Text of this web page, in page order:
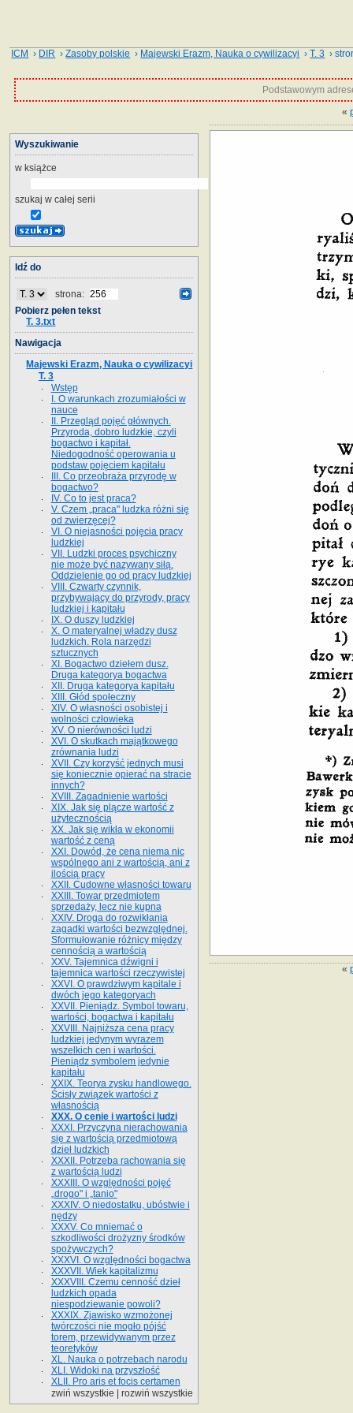
ICM › DIR ›Zasoby polskie › Majewski Erazm, Nauka o cywilizacyi ›T. 3 ›
Podstawowym
«
«
Wyszukiwanie
w książce
szukaj w całej serii
Idź do
strona:
Pobierz pełen tekst
T. 3.txt
Nawigacja
Majewski Erazm, Nauka o cywilizacyi
T. 3
Wstęp
I. O warunkach zrozumiałości w
nauce
II. Przegląd pojęć głównych.
Przyroda, dobro ludzkie, czyli
bogactwo i kapitał.
Niedogodność operowania u
podstaw pojęciem kapitału
III. Co przeobraża przyrodę w
bogactwo?
IV. Co to jest praca?
V. Czem „praca" ludzka różni się
od zwierzęcej?
VI. O niejasności pojęcia pracy
ludzkiej
VII. Ludzki proces psychiczny
nie może być nazywany siłą.
Oddzielenie go od pracy ludzkiej
VIII. Czwarty czynnik,
przybywający do przyrody, pracy
ludzkiej i kapitału
IX. O duszy ludzkiej
X. O materyalnej władzy dusz
ludzkich. Rola narzędzi
sztucznych
XI. Bogactwo dziełem dusz.
Druga kategorya bogactwa
XII. Druga kategorya kapitału
XIII. Głód społeczny
XIV. O własności osobistej i
wolności człowieka
XV. O nierówności ludzi
XVI. O skutkach majątkowego
zrównania ludzi
XVII. Czy korzyść jednych musi
się koniecznie opierać na stracie
innych?
XVIII. Zagadnienie wartości
XIX. Jak się plącze wartość z
użytecznością
XX. Jak się wikła w ekonomii
wartość z ceną
XXI. Dowód, że cena niema nic
wspólnego ani z wartością, ani z
ilością pracy
XXII. Cudowne własności towaru
XXIII. Towar przedmiotem
sprzedaży, lecz nie kupna
XXIV. Droga do rozwikłania
zagadki wartości bezwzględnej.
Sformułowanie różnicy między
cennością a wartością
XXV. Tajemnica dźwigni i
tajemnica wartości rzeczywistej
XXVI. O prawdziwym kapitale i
dwóch jego kategoryach
XXVII. Pieniądz. Symbol towaru,
wartości, bogactwa i kapitału
XXVIII. Najniższa cena pracy
ludzkiej jedynym wyrazem
wszelkich cen i wartości.
Pieniądz symbolem jedynie
kapitału
XXIX. Teorya zysku handlowego.
Ścisły związek wartości z
własnością
XXX. O cenie i wartości ludzi
XXXI. Przyczyna nierachowania
się z wartością przedmiotową
dzieł ludzkich
XXXII. Potrzeba rachowania się
z wartością ludzi
XXXIII. O względności pojęć
„drogo" i „tanio"
XXXIV. O niedostatku, ubóstwie i
nędzy
XXXV. Co mniemać o
szkodliwości drożyzny środków
spożywczych?
XXXVI. O względności bogactwa
XXXVII. Wiek kapitalizmu
XXXVIII. Czemu cenność dzieł
ludzkich opada
niespodziewanie powoli?
XXXIX. Zjawisko wzmożonej
twórczości nie mogło pójść
torem, przewidywanym przez
teoretyków
XL. Nauka o potrzebach narodu
XLI. Widoki na przyszłość
XLII. Pro aris et focis certamen
zwiń wszystkie
rozwiń wszystkie